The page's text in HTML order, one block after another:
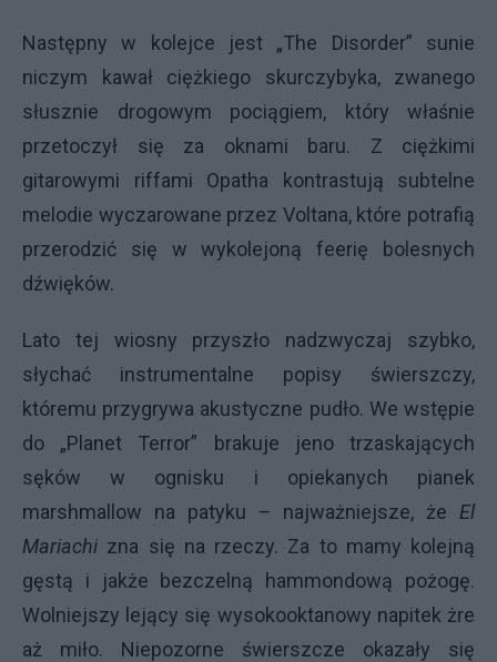
Następny w kolejce jest „The Disorder” sunie
niczym kawał ciężkiego skurczybyka, zwanego
słusznie drogowym pociągiem, który właśnie
przetoczył się za oknami baru. Z ciężkimi
gitarowymi riffami Opatha kontrastują subtelne
melodie wyczarowane przez Voltana, które potrafią
przerodzić się w wykolejoną feerię bolesnych
dźwięków.
Lato tej wiosny przyszło nadzwyczaj szybko,
słychać instrumentalne popisy świerszczy,
któremu przygrywa akustyczne pudło. We wstępie
do „Planet Terror” brakuje jeno trzaskających
sęków w ognisku i opiekanych pianek
marshmallow na patyku – najważniejsze, że El
Mariachi zna się na rzeczy. Za to mamy kolejną
gęstą i jakże bezczelną hammondową pożogę.
Wolniejszy lejący się wysokooktanowy napitek żre
aż miło. Niepozorne świerszcze okazały się